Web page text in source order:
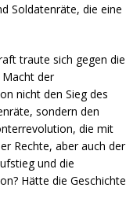
Soldatenräte, die eine
traute sich gegen die
der
nicht den Sieg des
sondern den
die mit
Rechte, aber auch der
und die
Hätte die Geschichte